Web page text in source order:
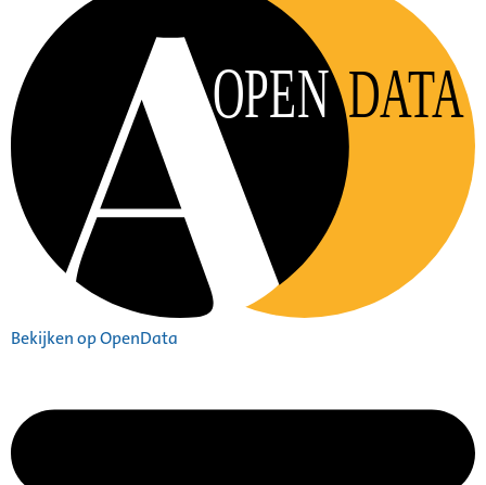
OPEN DATA
Bekijken op OpenData